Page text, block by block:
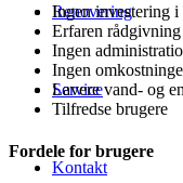
Renovering
Service
Kontakt
Ingen investering i
Erfaren
Ingen
Ingen
Lavere vand- og
Tilfredse brugere
Fordele for brugere